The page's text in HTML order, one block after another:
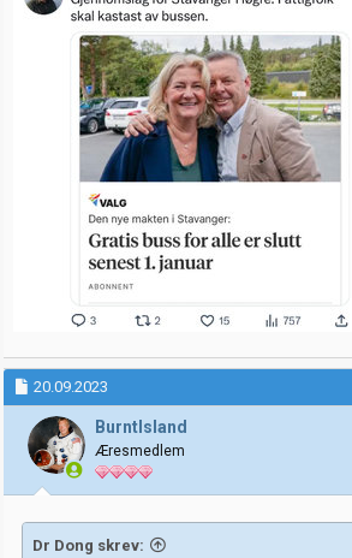
20.09.2023
BurntIsland
Æresmedlem
Dr Dong skrev: